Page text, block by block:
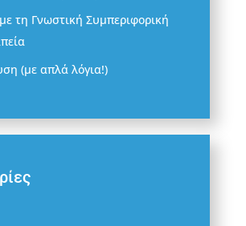
τη Γνωστική Συμπεριφορική
(με απλά λόγια!)